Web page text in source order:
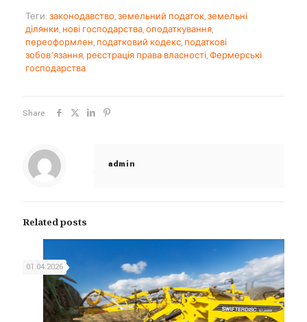
Теги: законодавство,земельний податок,земельні
ділянки, нові господарства,оподаткування,
переоформлен, податковий кодекс, податкові
зобов’язання, реєстрація права власності,Фермерські
господарства
Share
admin
Related posts
01.04.2026